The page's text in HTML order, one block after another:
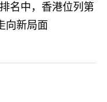
名中，香港位列第
向新局面